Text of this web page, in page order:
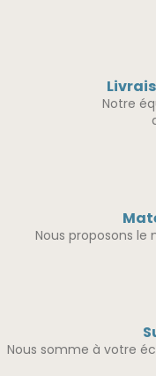
Notre
Nous proposons
Nous somme à votre